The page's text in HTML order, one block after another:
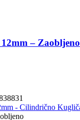
– Zaobljeno